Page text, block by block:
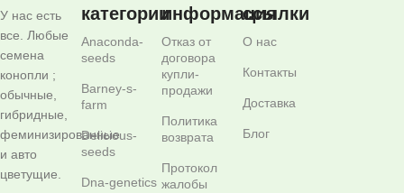
У нас есть
все. Любые
семена
конопли ;
обычные,
гибридные,
феминизированные
и авто
цветущие.
категории
Anaconda-
seeds
Barney-s-
farm
Delicious-
seeds
Dna-genetics
информация
Отказ от
договора
купли-
продажи
Политика
возврата
Протокол
жалобы
ссылки
О нас
Контакты
Доставка
Блог